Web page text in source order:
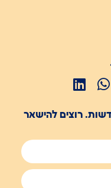
רוצים להישאר